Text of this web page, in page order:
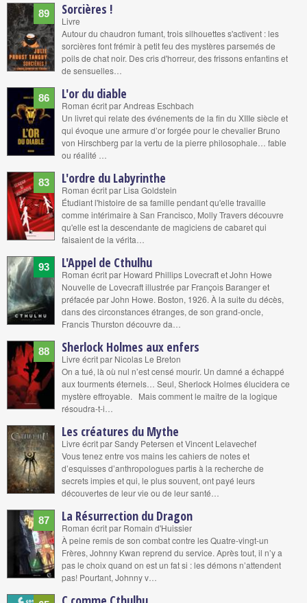
89 Sorcières !
Livre
Autour du chaudron fumant, trois silhouettes s'activent : les
sorcières font frémir à petit feu des mystères parsemés de
poils de chat noir. Des cris d'horreur, des frissons enfantins et
de sensuelles…
86 L'or du diable
Roman écrit par Andreas Eschbach
Un livret qui relate des événements de la fin du XIIIe siècle et
qui évoque une armure d’or forgée pour le chevalier Bruno
von Hirschberg par la vertu de la pierre philosophale… fable
ou réalité …
83 L'ordre du Labyrinthe
Roman écrit par Lisa Goldstein
Étudiant l'histoire de sa famille pendant qu'elle travaille
comme intérimaire à San Francisco, Molly Travers découvre
qu'elle est la descendante de magiciens de cabaret qui
faisaient de la vérita…
93 L'Appel de Cthulhu
Roman écrit par Howard Phillips Lovecraft et John Howe
Nouvelle de Lovecraft illustrée par François Baranger et
préfacée par John Howe. Boston, 1926. À la suite du décès,
dans des circonstances étranges, de son grand-oncle,
Francis Thurston découvre da…
88 Sherlock Holmes aux enfers
Livre écrit par Nicolas Le Breton
On a tué, là où nul n’est censé mourir. Un damné a échappé
aux tourments éternels… Seul, Sherlock Holmes élucidera ce
mystère effroyable. Mais comment le maître de la logique
résoudra-t-i…
Les créatures du Mythe
Livre écrit par Sandy Petersen et Vincent Lelavechef
Vous tenez entre vos mains les cahiers de notes et
d’esquisses d’anthropologues partis à la recherche de
secrets impies et qui, le plus souvent, ont payé leurs
découvertes de leur vie ou de leur santé…
87 La Résurrection du Dragon
Roman écrit par Romain d'Huissier
À peine remis de son combat contre les Quatre-vingt-un
Frères, Johnny Kwan reprend du service. Après tout, il n’y a
pas le choix quand on est un fat si : les démons n’attendent
pas! Pourtant, Johnny v…